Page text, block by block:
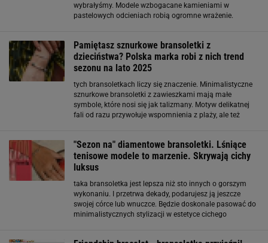
wybrałyśmy. Modele wzbogacane kamieniami w
pastelowych odcieniach robią ogromne wrażenie.
Pamiętasz sznurkowe bransoletki z
dzieciństwa? Polska marka robi z nich trend
sezonu na lato 2025
tych bransoletkach liczy się znaczenie. Minimalistyczne
sznurkowe bransoletki z zawieszkami mają małe
symbole, które nosi się jak talizmany. Motyw delikatnej
fali od razu przywołuje wspomnienia z plaży, ale też
"Sezon na" diamentowe bransoletki. Lśniące
tenisowe modele to marzenie. Skrywają cichy
luksus
taka bransoletka jest lepsza niż sto innych o gorszym
wykonaniu. I przetrwa dekady, podarujesz ją jeszcze
swojej córce lub wnuczce. Będzie doskonale pasować do
minimalistycznych stylizacji w estetyce cichego